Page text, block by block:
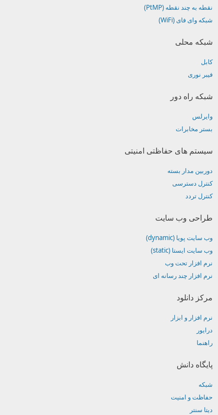
نقطه به چند نقطه (PtMP)
شبکه وای فای (WiFi)
شبکه محلی
کابل
فیبر نوری
شبکه راه دور
وایرلس
بستر مخابرات
سیستم های حفاظتی امنیتی
دوربین مدار بسته
کنترل دسترسی
کنترل تردد
طراحی وب سایت
وب سایت پویا (dynamic)
وب سایت ایستا (static)
نرم افزار تحت وب
نرم افزار چند رسانه ای
مرکز دانلود
نرم افزار و ابزار
درایور
راهنما
پایگاه دانش
شبکه
حفاظت و امنیت
دیتا سنتر